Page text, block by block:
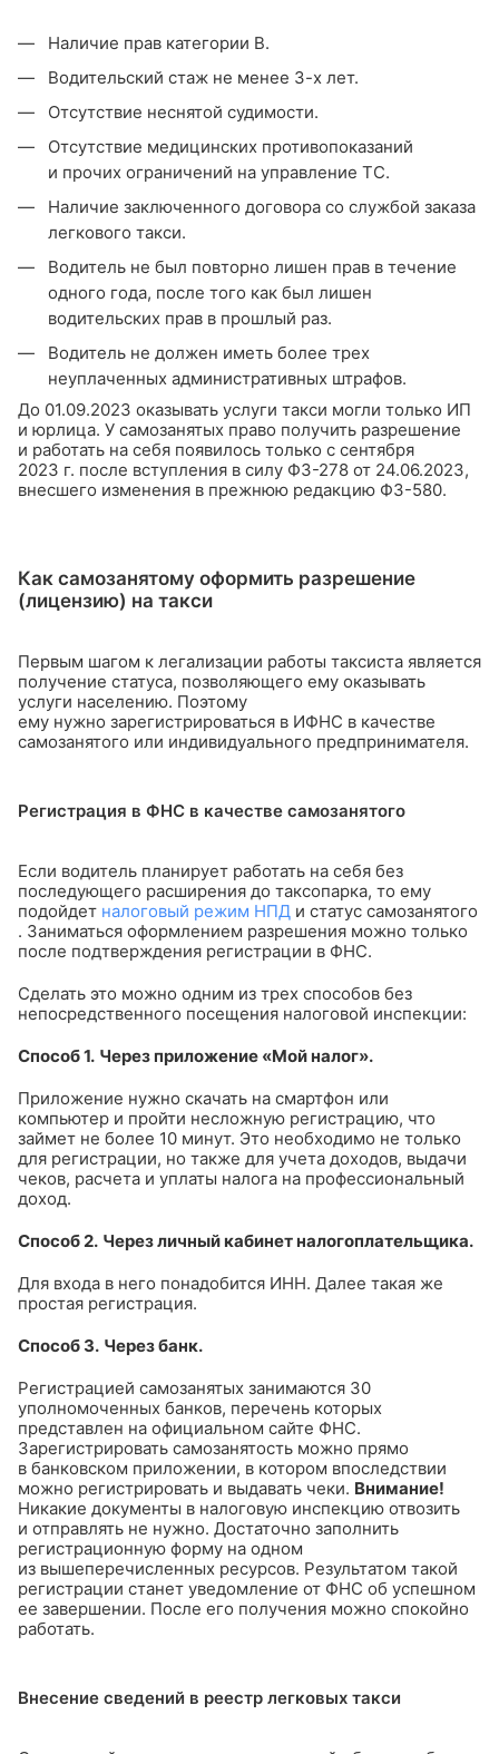
Наличие прав категории В.
Водительский стаж не менее 3-х лет.
Отсутствие неснятой судимости.
Отсутствие медицинских противопоказаний
и прочих ограничений на управление ТС.
Наличие заключенного договора со службой заказа
легкового такси.
Водитель не был повторно лишен прав в течение
одного года, после того как был лишен
водительских прав в прошлый раз.
Водитель не должен иметь более трех
неуплаченных административных штрафов.
До 01.09.2023 оказывать услуги такси могли только ИП
и юрлица. У самозанятых право получить разрешение
и работать на себя появилось только с сентября
2023 г. после вступления в силу ФЗ-278 от 24.06.2023,
внесшего изменения в прежнюю редакцию ФЗ-580.
Как самозанятому оформить разрешение
(лицензию) на такси
Первым шагом к легализации работы таксиста является
получение статуса, позволяющего ему оказывать
услуги населению. Поэтому
ему нужно зарегистрироваться в ИФНС в качестве
самозанятого или индивидуального предпринимателя.
Регистрация в ФНС в качестве самозанятого
Если водитель планирует работать на себя без
последующего расширения до таксопарка, то ему
подойдет налоговый режим НПД и статус самозанятого
. Заниматься оформлением разрешения можно только
после подтверждения регистрации в ФНС.
Сделать это можно одним из трех способов без
непосредственного посещения налоговой инспекции:
Способ 1. Через приложение «Мой налог».
Приложение нужно скачать на смартфон или
компьютер и пройти несложную регистрацию, что
займет не более 10 минут. Это необходимо не только
для регистрации, но также для учета доходов, выдачи
чеков, расчета и уплаты налога на профессиональный
доход.
Способ 2. Через личный кабинет налогоплательщика.
Для входа в него понадобится ИНН. Далее такая же
простая регистрация.
Способ 3. Через банк.
Регистрацией самозанятых занимаются 30
уполномоченных банков, перечень которых
представлен на официальном сайте ФНС.
Зарегистрировать самозанятость можно прямо
в банковском приложении, в котором впоследствии
можно регистрировать и выдавать чеки. Внимание!
Никакие документы в налоговую инспекцию отвозить
и отправлять не нужно. Достаточно заполнить
регистрационную форму на одном
из вышеперечисленных ресурсов. Результатом такой
регистрации станет уведомление от ФНС об успешном
ее завершении. После его получения можно спокойно
работать.
Внесение сведений в реестр легковых такси